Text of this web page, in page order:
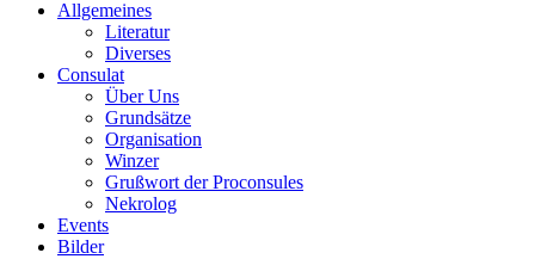
Allgemeines
Literatur
Diverses
Consulat
Über Uns
Grundsätze
Organisation
Winzer
Grußwort der Proconsules
Nekrolog
Events
Bilder